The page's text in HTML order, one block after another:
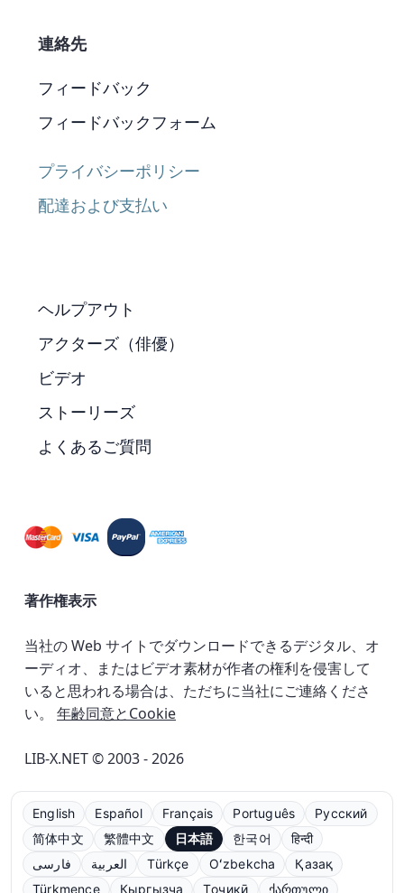
連絡先
フィードバック
フィードバックフォーム
プライバシーポリシー
配達および支払い
ヘルプアウト
アクターズ（俳優）
ビデオ
ストーリーズ
よくあるご質問
著作権表示
当社の Web サイトでダウンロードできるデジタル、オ
ーディオ、またはビデオ素材が作者の権利を侵害して
いると思われる場合は、ただちに当社にご連絡くださ
い。 年齢同意とCookie
LIB-X.NET © 2003 - 2026
English Español Français Português
Русский
简体中文
繁體中文 日本語 한국어
हिन्दी
فارسی
العربية Türkçe Oʻzbekcha
Қазақ
Türkmençe
Кыргызча Тоҷикӣ ქართული